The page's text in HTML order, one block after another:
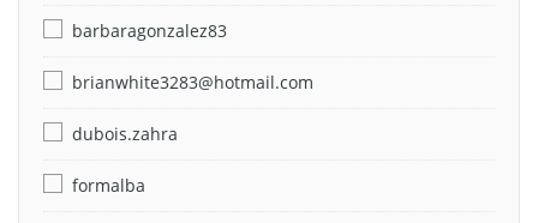
barbaragonzalez83
brianwhite3283@hotmail.com
dubois.zahra
formalba